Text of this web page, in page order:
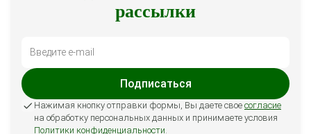
рассылки
Подписаться
Нажимая кнопку отправки формы, Вы даете свое согласие
на обработку персональных данных и принимаете условия
Политики конфиденциальности.